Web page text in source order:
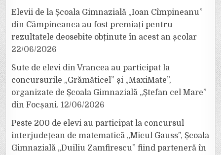
Elevii de la Școala Gimnazială „Ioan Cîmpineanu”
din Câmpineanca au fost premiați pentru
rezultatele deosebite obținute în acest an școlar
22/06/2026
Sute de elevi din Vrancea au participat la
concursurile „Grămăticel” și „MaxiMate”,
organizate de Școala Gimnazială „Ștefan cel Mare”
din Focșani. 12/06/2026
Peste 200 de elevi au participat la concursul
interjudețean de matematică „Micul Gauss”, Școala
Gimnazială „Duiliu Zamfirescu” fiind parteneră în